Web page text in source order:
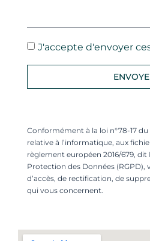
J'accepte d'envoyer
Conformément à la loi n°78-17
relative à l’informatique, aux
règlement européen 2016/679, dit
Protection des Données (RGPD),
d’accès, de rectification, de
qui vous concernent.